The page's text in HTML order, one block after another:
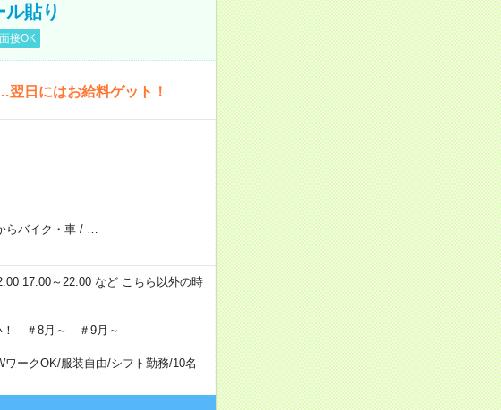
貼り
接OK
日にはお給料ゲット！
らバイク・車/
17:00～22:00 など こちら以外の時
！ ＃8月～ ＃9月～
ワークOK/服装自由/シフト勤務/10名